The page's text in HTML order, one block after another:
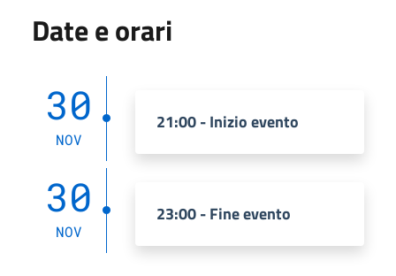
Date e orari
30
NOV
21:00 - Inizio evento
30
NOV
23:00 - Fine evento